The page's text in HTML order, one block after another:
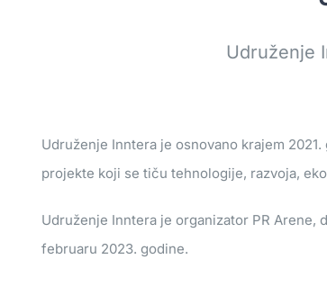
Udruženje
Udruženje Inntera je osnovano krajem
projekte koji se tiču tehnologije, razvoja,
Udruženje Inntera je organizator PR Arene,
februaru 2023. godine.